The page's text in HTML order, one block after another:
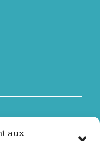
aux